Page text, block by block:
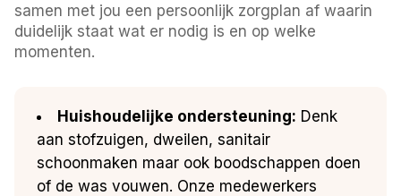
samen met jou een persoonlijk zorgplan af waarin
duidelijk staat wat er nodig is en op welke
momenten.
Huishoudelijke ondersteuning: Denk
aan stofzuigen, dweilen, sanitair
schoonmaken maar ook boodschappen doen
of de was vouwen. Onze medewerkers